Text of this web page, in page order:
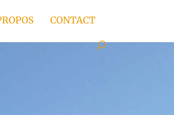
CONTACT